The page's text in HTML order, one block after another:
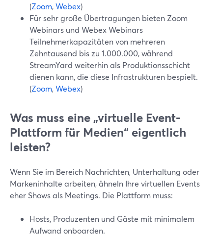
(Zoom,Webex)
Für sehr große Übertragungen bieten Zoom
Webinars und Webex Webinars
Teilnehmerkapazitäten von mehreren
Zehntausend bis zu 1.000.000, während
StreamYard weiterhin als Produktionsschicht
dienen kann, die diese Infrastrukturen bespielt.
(Zoom,Webex)
Was muss eine „virtuelle Event-
Plattform für Medien“ eigentlich
leisten?
Wenn Sie im Bereich Nachrichten, Unterhaltung oder
Markeninhalte arbeiten, ähneln Ihre virtuellen Events
eher Shows als Meetings. Die Plattform muss:
Hosts, Produzenten und Gäste mit minimalem
Aufwand onboarden.